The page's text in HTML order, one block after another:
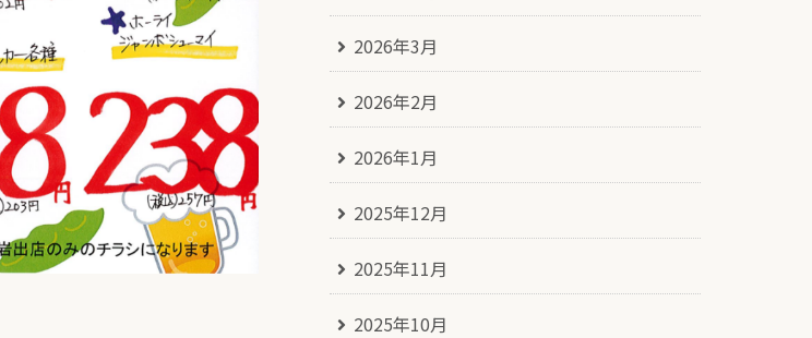
2026年3月
2026年2月
2026年1月
2025年12月
2025年11月
2025年10月